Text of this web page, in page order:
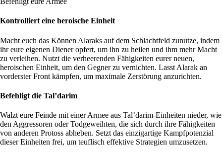
Kontrolliert eine heroische Einheit
Macht euch das Können Alaraks auf dem Schlachtfeld zunutze, indem
ihr eure eigenen Diener opfert, um ihn zu heilen und ihm mehr Macht
zu verleihen. Nutzt die verheerenden Fähigkeiten eurer neuen,
heroischen Einheit, um den Gegner zu vernichten. Lasst Alarak an
vorderster Front kämpfen, um maximale Zerstörung anzurichten.
Befehligt die Tal’darim
Walzt eure Feinde mit einer Armee aus Tal’darim-Einheiten nieder, wie
den Aggressoren oder Todgeweihten, die sich durch ihre Fähigkeiten
von anderen Protoss abheben. Setzt das einzigartige Kampfpotenzial
dieser Einheiten frei, um teuflisch effektive Strategien umzusetzen.